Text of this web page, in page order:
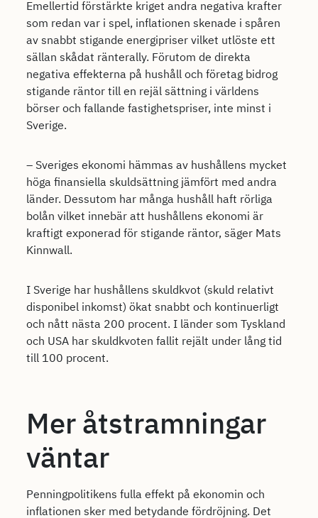
Emellertid förstärkte kriget andra negativa krafter
som redan var i spel, inflationen skenade i spåren
av snabbt stigande energipriser vilket utlöste ett
sällan skådat ränterally. Förutom de direkta
negativa effekterna på hushåll och företag bidrog
stigande räntor till en rejäl sättning i världens
börser och fallande fastighetspriser, inte minst i
Sverige.
– Sveriges ekonomi hämmas av hushållens mycket
höga finansiella skuldsättning jämfört med andra
länder. Dessutom har många hushåll haft rörliga
bolån vilket innebär att hushållens ekonomi är
kraftigt exponerad för stigande räntor, säger Mats
Kinnwall.
I Sverige har hushållens skuldkvot (skuld relativt
disponibel inkomst) ökat snabbt och kontinuerligt
och nått nästa 200 procent. I länder som Tyskland
och USA har skuldkvoten fallit rejält under lång tid
till 100 procent.
Mer åtstramningar
väntar
Penningpolitikens fulla effekt på ekonomin och
inflationen sker med betydande fördröjning. Det